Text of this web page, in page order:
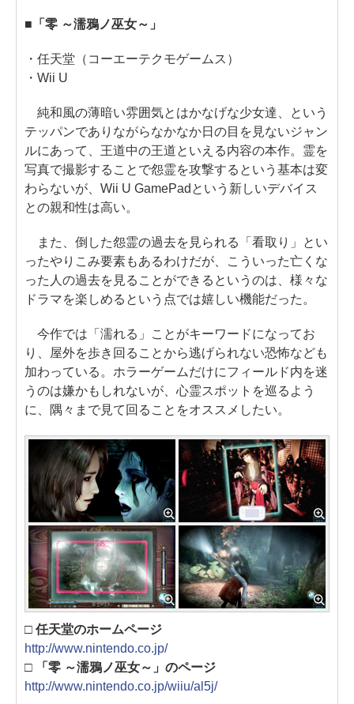
■「零 ～濡鴉ノ巫女～」
・任天堂（コーエーテクモゲームス）
・Wii U
純和風の薄暗い雰囲気とはかなげな少女達、という
テッパンでありながらなかなか日の目を見ないジャン
ルにあって、王道中の王道といえる内容の本作。霊を
写真で撮影することで怨霊を攻撃するという基本は変
わらないが、Wii U GamePadという新しいデバイス
との親和性は高い。
また、倒した怨霊の過去を見られる「看取り」とい
ったやりこみ要素もあるわけだが、こういった亡くな
った人の過去を見ることができるというのは、様々な
ドラマを楽しめるという点では嬉しい機能だった。
今作では「濡れる」ことがキーワードになってお
り、屋外を歩き回ることから逃げられない恐怖なども
加わっている。ホラーゲームだけにフィールド内を迷
うのは嫌かもしれないが、心霊スポットを巡るよう
に、隅々まで見て回ることをオススメしたい。
□ 任天堂のホームページ
http://www.nintendo.co.jp/
□ 「零 ～濡鴉ノ巫女～」のページ
http://www.nintendo.co.jp/wiiu/al5j/